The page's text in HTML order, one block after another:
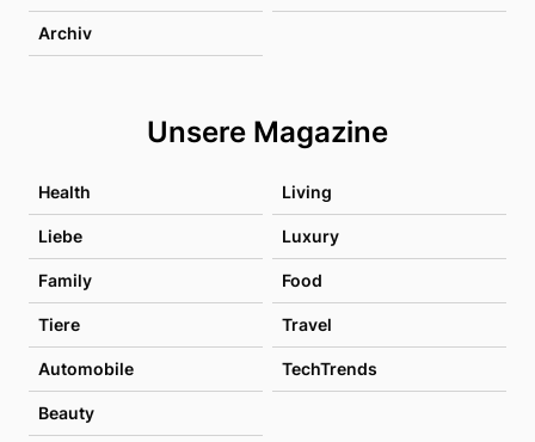
Archiv
Unsere Magazine
Health Living
Liebe Luxury
Family Food
Tiere Travel
Automobile TechTrends
Beauty